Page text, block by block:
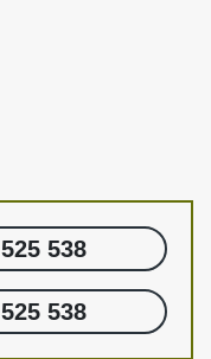
538
538